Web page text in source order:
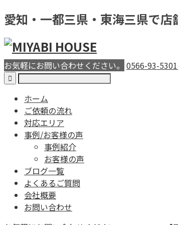
愛知・一都三県・東海三県で
お気軽にお問い合わせください。 0566-93-5301
ホーム
ご依頼の流れ
対応エリア
事例/お客様の声
事例紹介
お客様の声
ブログ一覧
よくあるご質問
会社概要
お問い合わせ